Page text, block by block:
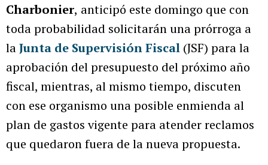
Charbonier, anticipó este domingo que con
toda probabilidad solicitarán una prórroga a
laJunta de Supervisión Fiscal (JSF) para la
aprobación del presupuesto del próximo año
fiscal, mientras, al mismo tiempo, discuten
con ese organismo una posible enmienda al
plan de gastos vigente para atender reclamos
que quedaron fuera de la nueva propuesta.